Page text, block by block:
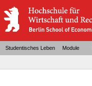
Studentisches Leben Module